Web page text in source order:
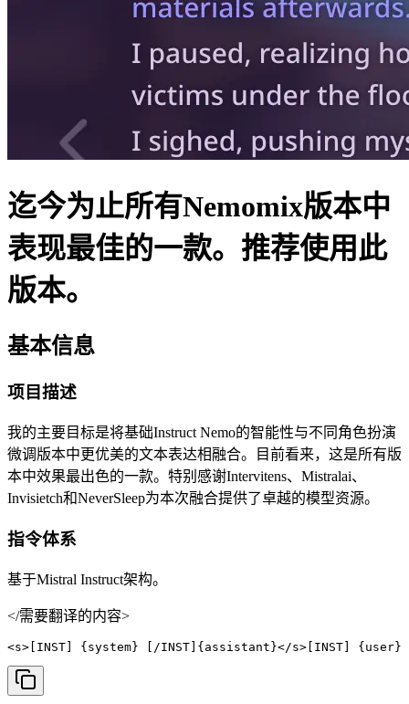
迄今为止所有Nemomix版本中
表现最佳的一款。推荐使用此
版本。
基本信息
项目描述
我的主要目标是将基础Instruct Nemo的智能性与不同角色扮演
微调版本中更优美的文本表达相融合。目前看来，这是所有版
本中效果最出色的一款。特别感谢Intervitens、Mistralai、
Invisietch和NeverSleep为本次融合提供了卓越的模型资源。
指令体系
基于Mistral Instruct架构。
</需要翻译的内容>
<s>[INST] {system} [/INST]{assistant}</s>[INST] {user}